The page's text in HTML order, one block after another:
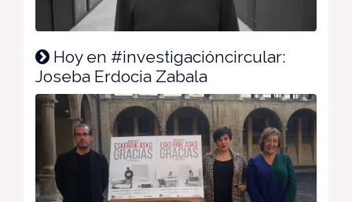
Hoy en #investigacióncircular:
Joseba Erdocia Zabala